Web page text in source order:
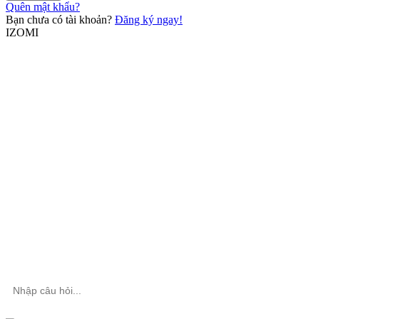
Quên mật khẩu?
Bạn chưa có tài khoản? Đăng ký ngay!
IZOMI